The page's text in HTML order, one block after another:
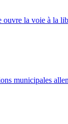
la voie à la
municipales